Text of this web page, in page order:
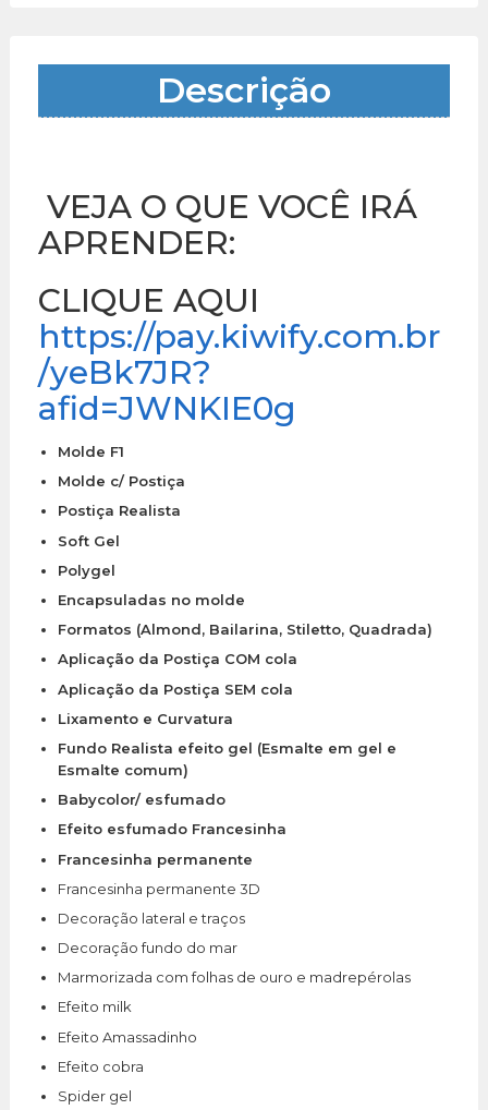
Descrição
VEJA O QUE VOCÊ IRÁ
APRENDER:
CLIQUE AQUI
https://pay.kiwify.com.br
/yeBk7JR?
afid=JWNKIE0g
Molde F1
Molde c/ Postiça
Postiça Realista
Soft Gel
Polygel
Encapsuladas no molde
Formatos (Almond, Bailarina, Stiletto, Quadrada)
Aplicação da Postiça COM cola
Aplicação da Postiça SEM cola
Lixamento e Curvatura
Fundo Realista efeito gel (Esmalte em gel e
Esmalte comum)
Babycolor/ esfumado
Efeito esfumado Francesinha
Francesinha permanente
Francesinha permanente 3D
Decoração lateral e traços​
Decoração fundo do mar​
Marmorizada com folhas de ouro e madrepérolas​
Efeito milk​
Efeito Amassadinho​
Efeito cobra​
Spider gel​